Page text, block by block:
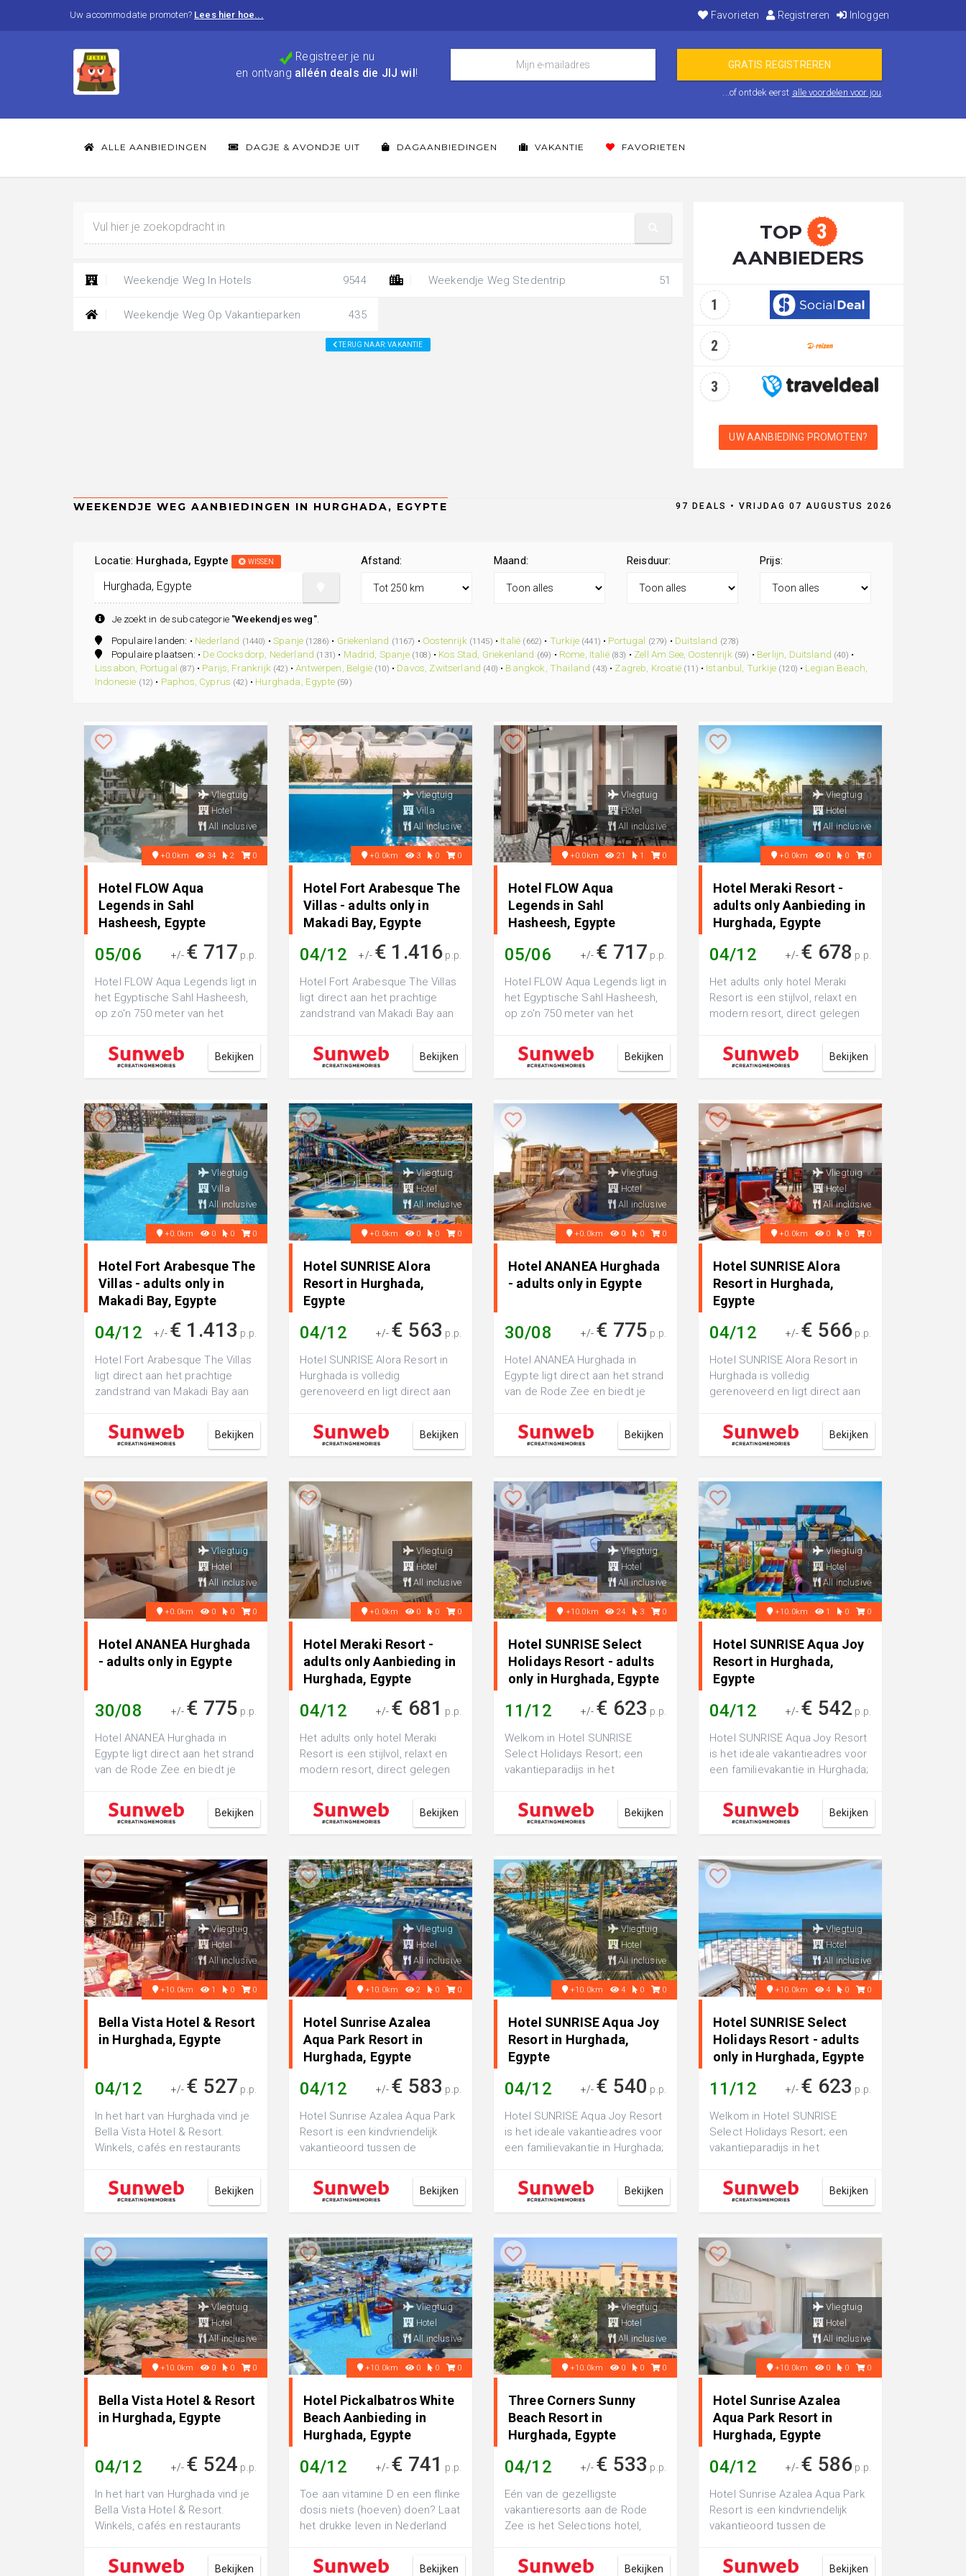
Uw accommodatie promoten? Lees hier hoe... Favorieten Registreren Inloggen
Registreer je nu
en ontvang alléén deals die JIJ wil !
...of ontdek eerst alle voordelen voor jou.
ALLE AANBIEDINGEN DAGJE & AVONDJE UIT DAGAANBIEDINGEN VAKANTIE FAVORIETEN
Weekendje Weg In Hotels 9544
Weekendje Weg Op Vakantieparken 435
Weekendje Weg Stedentrip 51
TERUG NAAR: VAKANTIE
TOP 3
AANBIEDERS
1
2
3
UW AANBIEDING PROMOTEN?
97 DEALS • VRIJDAG 07 AUGUSTUS 2026
Locatie: Hurghada, Egypte WISSEN
Je zoekt in de subcategorie "Weekendjes weg".
Afstand: Maand: Reisduur: Prijs:
Populaire landen: • Nederland (1440) •Spanje (1286) • Griekenland (1167) • Oostenrijk (1145) • Italië (662) • Turkije (441) • Portugal (279) • Duitsland (278)
Populaire plaatsen: • De Cocksdorp, Nederland (131) • Madrid, Spanje (108) • Kos Stad, Griekenland (69) • Rome, Italië (83) • Zell Am See, Oostenrijk (59) • Berlijn, Duitsland (40) •
Lissabon, Portugal (87) • Parijs, Frankrijk (42) •Antwerpen, België (10) • Davos, Zwitserland (40) • Bangkok, Thailand (43) • Zagreb, Kroatië (11) • Istanbul, Turkije (120) • Legian Beach,
Indonesie (12) • Paphos, Cyprus (42) • Hurghada, Egypte (59)
Vliegtuig
Hotel
All inclusive
+0.0km 34 2 0
Hotel FLOW Aqua
Legends in Sahl
Hasheesh, Egypte
05/06 +/- € 717 p.p.
Hotel FLOW Aqua Legends ligt in
het Egyptische Sahl Hasheesh,
op zo'n 750 meter van het
to...
Bekijken
Vliegtuig
Villa
All inclusive
+0.0km 3 0 0
Hotel Fort Arabesque The
Villas - adults only in
Makadi Bay, Egypte
04/12 +/- € 1.416 p.p.
Hotel Fort Arabesque The Villas
ligt direct aan het prachtige
zandstrand van Makadi Bay aan
meest ...
Bekijken
Vliegtuig
Hotel
All inclusive
+0.0km 21 1 0
Hotel FLOW Aqua
Legends in Sahl
Hasheesh, Egypte
05/06 +/- € 717 p.p.
Hotel FLOW Aqua Legends ligt in
het Egyptische Sahl Hasheesh,
op zo'n 750 meter van het
to...
Bekijken
Vliegtuig
Hotel
All inclusive
+0.0km 0 0 0
Hotel Meraki Resort -
adults only Aanbieding in
Hurghada, Egypte
04/12 +/- € 678 p.p.
Het adults only hotel Meraki
Resort is een stijlvol, relaxt en
modern resort, direct gelegen
Bekijken
Vliegtuig
Villa
All inclusive
+0.0km 0 0 0
Hotel Fort Arabesque The
Villas - adults only in
Makadi Bay, Egypte
04/12 +/- € 1.413 p.p.
Hotel Fort Arabesque The Villas
ligt direct aan het prachtige
zandstrand van Makadi Bay aan
meest ...
Bekijken
Vliegtuig
Hotel
All inclusive
+0.0km 0 0 0
Hotel SUNRISE Alora
Resort in Hurghada,
Egypte
04/12 +/- € 563 p.p.
Hotel SUNRISE Alora Resort in
Hurghada is volledig
gerenoveerd en ligt direct aan
van een zo...
Bekijken
Vliegtuig
Hotel
All inclusive
+0.0km 0 0 0
Hotel ANANEA Hurghada
- adults only in Egypte
30/08 +/- € 775 p.p.
Hotel ANANEA Hurghada in
Egypte ligt direct aan het strand
van de Rode Zee en biedt je
vakanti...
Bekijken
Vliegtuig
Hotel
All inclusive
+0.0km 0 0 0
Hotel SUNRISE Alora
Resort in Hurghada,
Egypte
04/12 +/- € 566 p.p.
Hotel SUNRISE Alora Resort in
Hurghada is volledig
gerenoveerd en ligt direct aan
van een zo...
Bekijken
Vliegtuig
Hotel
All inclusive
+0.0km 0 0 0
Hotel ANANEA Hurghada
- adults only in Egypte
30/08 +/- € 775 p.p.
Hotel ANANEA Hurghada in
Egypte ligt direct aan het strand
van de Rode Zee en biedt je
vakanti...
Bekijken
Vliegtuig
Hotel
All inclusive
+0.0km 0 0 0
Hotel Meraki Resort -
adults only Aanbieding in
Hurghada, Egypte
04/12 +/- € 681 p.p.
Het adults only hotel Meraki
Resort is een stijlvol, relaxt en
modern resort, direct gelegen
Bekijken
Vliegtuig
Hotel
All inclusive
+10.0km 24 3 0
Hotel SUNRISE Select
Holidays Resort - adults
only in Hurghada, Egypte
11/12 +/- € 623 p.p.
Welkom in Hotel SUNRISE
Select Holidays Resort; een
vakantieparadijs in het
charme van dit hotel er...
Bekijken
Vliegtuig
Hotel
All inclusive
+10.0km 1 0 0
Hotel SUNRISE Aqua Joy
Resort in Hurghada,
Egypte
04/12 +/- € 542 p.p.
Hotel SUNRISE Aqua Joy Resort
is het ideale vakantieadres voor
een familievakantie in Hurghada;
Bekijken
Vliegtuig
Hotel
All inclusive
+10.0km 1 0 0
Bella Vista Hotel & Resort
in Hurghada, Egypte
04/12 +/- € 527 p.p.
In het hart van Hurghada vind je
Bella Vista Hotel & Resort.
Winkels, cafés en restaurants
Bekijken
Vliegtuig
Hotel
All inclusive
+10.0km 2 0 0
Hotel Sunrise Azalea
Aqua Park Resort in
Hurghada, Egypte
04/12 +/- € 583 p.p.
Hotel Sunrise Azalea Aqua Park
Resort is een kindvriendelijk
vakantieoord tussen de
en het brui...
Bekijken
Vliegtuig
Hotel
All inclusive
+10.0km 4 0 0
Hotel SUNRISE Aqua Joy
Resort in Hurghada,
Egypte
04/12 +/- € 540 p.p.
Hotel SUNRISE Aqua Joy Resort
is het ideale vakantieadres voor
een familievakantie in Hurghada;
Bekijken
Vliegtuig
Hotel
All inclusive
+10.0km 4 0 0
Hotel SUNRISE Select
Holidays Resort - adults
only in Hurghada, Egypte
11/12 +/- € 623 p.p.
Welkom in Hotel SUNRISE
Select Holidays Resort; een
vakantieparadijs in het
charme van dit hotel er...
Bekijken
Vliegtuig
Hotel
All inclusive
+10.0km 0 0 0
Bella Vista Hotel & Resort
in Hurghada, Egypte
04/12 +/- € 524 p.p.
In het hart van Hurghada vind je
Bella Vista Hotel & Resort.
Winkels, cafés en restaurants
Bekijken
Vliegtuig
Hotel
All inclusive
+10.0km 0 0 0
Hotel Pickalbatros White
Beach Aanbieding in
Hurghada, Egypte
04/12 +/- € 741 p.p.
Toe aan vitamine D en een flinke
dosis niets (hoeven) doen? Laat
het drukke leven in Nederland
Bekijken
Vliegtuig
Hotel
All inclusive
+10.0km 0 0 0
Three Corners Sunny
Beach Resort in
Hurghada, Egypte
04/12 +/- € 533 p.p.
Eén van de gezelligste
vakantieresorts aan de Rode
Zee is het Selections hotel,
Resor...
Bekijken
Vliegtuig
Hotel
All inclusive
+10.0km 0 0 0
Hotel Sunrise Azalea
Aqua Park Resort in
Hurghada, Egypte
04/12 +/- € 586 p.p.
Hotel Sunrise Azalea Aqua Park
Resort is een kindvriendelijk
vakantieoord tussen de
en het brui...
Bekijken